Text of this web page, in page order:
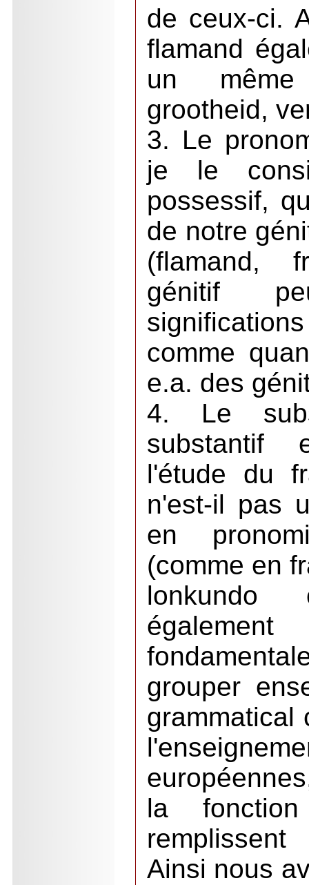
de ceux-ci.
flamand
un
grootheid,
3. Le
je le
possessif,
de notre
(flamand,
génitif
comme
e.a. des
4. Le
substantif
l'étude du
n'est-il pas
en
(comme en
grouper
grammatical
la
Ainsi nous